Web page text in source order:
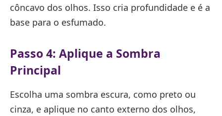
côncavo dos olhos. Isso cria profundidade e é a
base para o esfumado.
Passo 4: Aplique a Sombra
Principal
Escolha uma sombra escura, como preto ou
cinza, e aplique no canto externo dos olhos,